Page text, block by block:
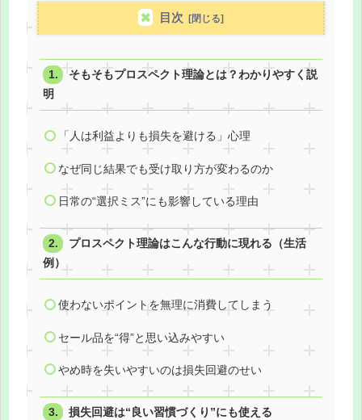
目次
そもそもプロスペクト理論とは？わかりやすく説
明
「人は利益よりも損失を避ける」心理
なぜ同じ結果でも受け取り方が変わるのか
日常の“選択ミス”にも影響している理由
プロスペクト理論はこんな行動に現れる（生活
例）
使わないポイントを無理に消費してしまう
セール品を“得”と思い込みやすい
やめ時を失いやすいのは損失回避のせい
損失回避は“良い習慣づくり”にも使える